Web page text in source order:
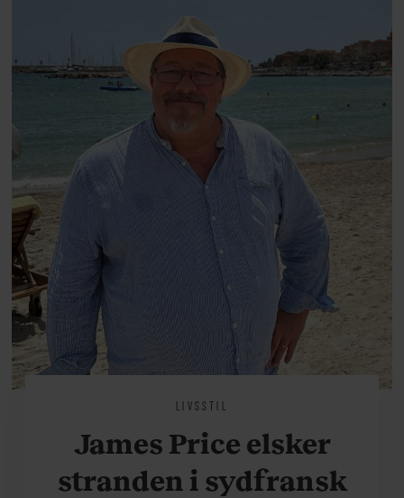
arv, angst, familieliv, frygten for
at miste stemmen og den
livsglæde, han nægter at give slip
på.
LIVSSTIL
James Price elsker
stranden i sydfransk